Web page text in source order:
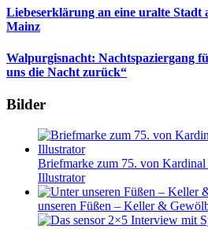
Liebeserklärung an eine uralte Stadt
Mainz
Walpurgisnacht: Nachtspaziergang
uns die Nacht zurück“
Bilder
Briefmarke zum 75. von Kardinal
Illustrator
unseren Füßen – Keller &